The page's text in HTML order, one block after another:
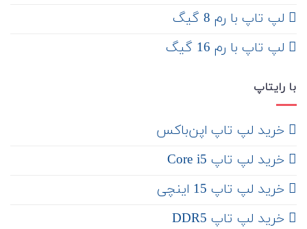
لپ تاپ با رم 8 گیگ
لپ تاپ با رم 16 گیگ
با رایتاپ
‌ خرید لپ تاپ اپن‌باکس
خرید لپ تاپ Core i5
‌‌ خرید لپ تاپ 15 اینچی
خرید لپ تاپ DDR5